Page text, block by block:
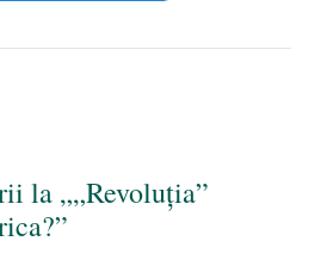
la „„Revoluţia”